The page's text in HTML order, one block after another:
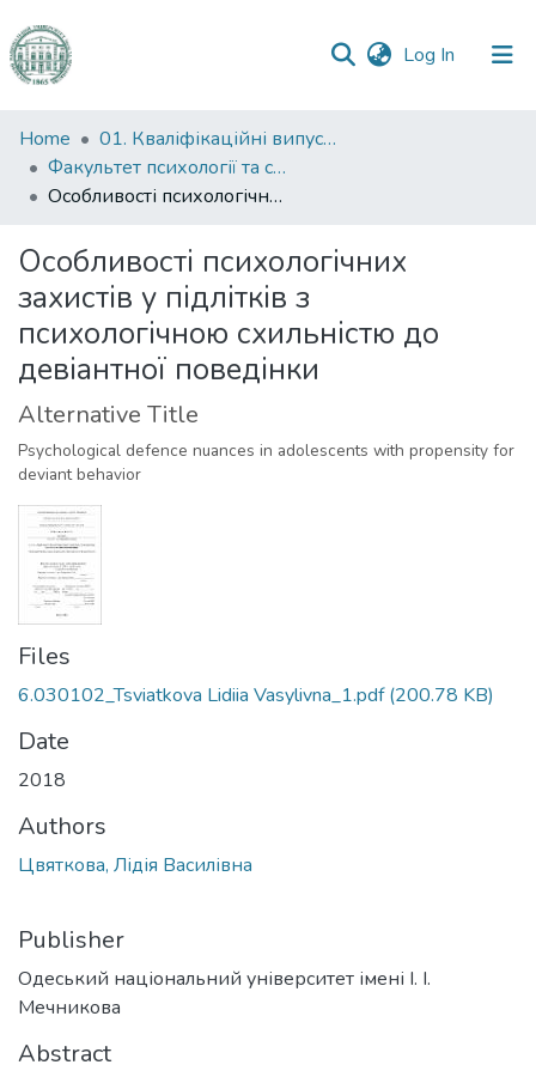
Log In (current)
Communities
&
Collections
Statistics
Home
01. Кваліфікаційні випускні роботи здобувачів вищої освіти
Факультет психології та соціальної роботи
Особливості психологічних захистів у підлітків з психологічною схильністю до девіантної поведінки
Особливості психологічних
захистів у підлітків з
психологічною схильністю до
девіантної поведінки
Alternative Title
Psychological defence nuances in adolescents with propensity for
deviant behavior
Files
6.030102_Tsviatkova Lidiia Vasylivna_1.pdf(200.78 KB)
Date
2018
Authors
Цвяткова, Лідія Василівна
Publisher
Одеський національний університет імені І. І.
Мечникова
Abstract